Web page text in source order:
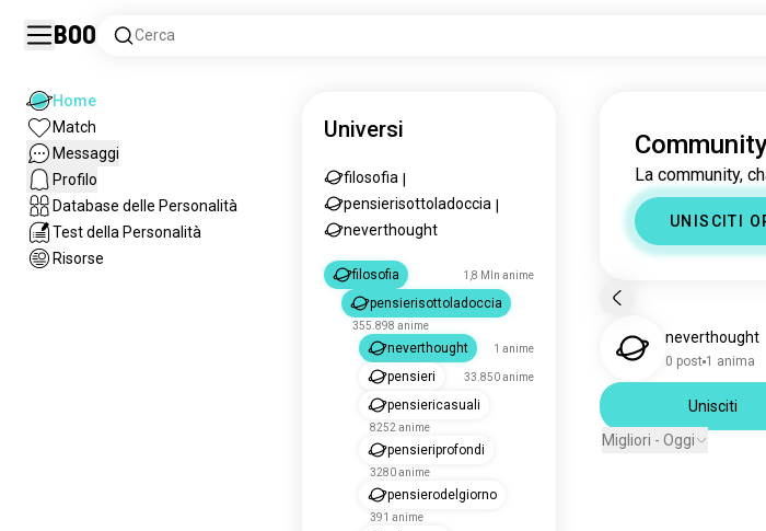
Boo Cerca
Home
Match
Messaggi
Profilo
Database delle Personalità
Test della Personalità
Risorse
Universi
filosofia
pensierisottoladoccia
neverthought
filosofia 1,8 Mln anime
pensierisottoladoccia
355.898 anime
neverthought 1 anime
pensieri 33.850 anime
pensiericasuali
8252 anime
pensieriprofondi
3280 anime
pensierodelgiorno
391 anime
La community,
UNISCITI
neverthought
0 post 1 anima
Unisciti
Migliori - Oggi